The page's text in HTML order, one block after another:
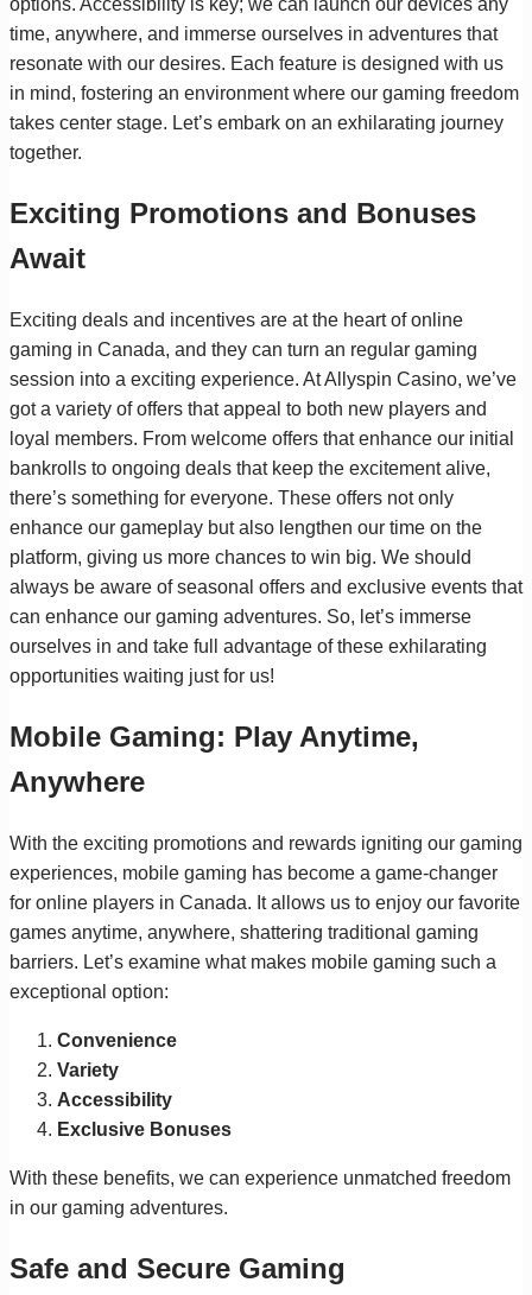
options. Accessibility is key; we can launch our devices any
time, anywhere, and immerse ourselves in adventures that
resonate with our desires. Each feature is designed with us
in mind, fostering an environment where our gaming freedom
takes center stage. Let’s embark on an exhilarating journey
together.
Exciting Promotions and Bonuses
Await
Exciting deals and incentives are at the heart of online
gaming in Canada, and they can turn an regular gaming
session into a exciting experience. At Allyspin Casino, we’ve
got a variety of offers that appeal to both new players and
loyal members. From welcome offers that enhance our initial
bankrolls to ongoing deals that keep the excitement alive,
there’s something for everyone. These offers not only
enhance our gameplay but also lengthen our time on the
platform, giving us more chances to win big. We should
always be aware of seasonal offers and exclusive events that
can enhance our gaming adventures. So, let’s immerse
ourselves in and take full advantage of these exhilarating
opportunities waiting just for us!
Mobile Gaming: Play Anytime,
Anywhere
With the exciting promotions and rewards igniting our gaming
experiences, mobile gaming has become a game-changer
for online players in Canada. It allows us to enjoy our favorite
games anytime, anywhere, shattering traditional gaming
barriers. Let’s examine what makes mobile gaming such a
exceptional option:
Convenience
Variety
Accessibility
Exclusive Bonuses
With these benefits, we can experience unmatched freedom
in our gaming adventures.
Safe and Secure Gaming